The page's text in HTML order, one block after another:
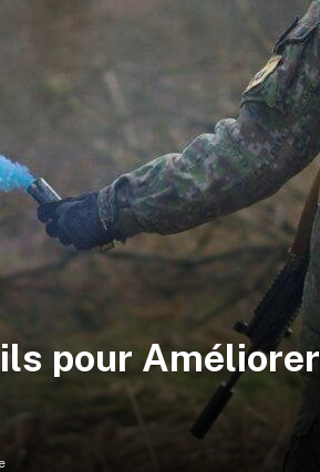
pour Améliorer